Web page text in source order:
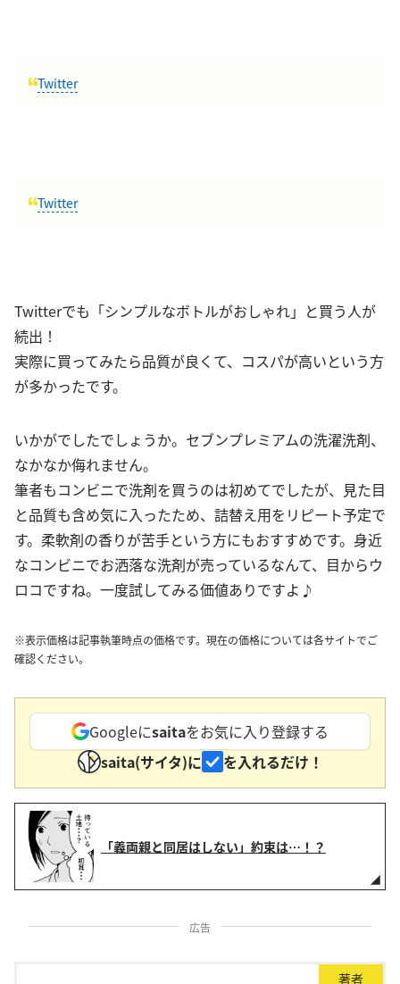
Twitter
Twitter
Twitterでも「シンプルなボトルがおしゃれ」と買う人が
続出！
実際に買ってみたら品質が良くて、コスパが高いという方
が多かったです。
いかがでしたでしょうか。セブンプレミアムの洗濯洗剤、
なかなか侮れません。
筆者もコンビニで洗剤を買うのは初めてでしたが、見た目
と品質も含め気に入ったため、詰替え用をリピート予定で
す。柔軟剤の香りが苦手という方にもおすすめです。身近
なコンビニでお洒落な洗剤が売っているなんて、目からウ
ロコですね。一度試してみる価値ありですよ♪
※表示価格は記事執筆時点の価格です。現在の価格については各サイトでご
確認ください。
Googleにsaitaをお気に入り登録する
saita(サイタ)に
を入れるだけ！
「義両親と同居はしない」約束は…！？
広告
著者